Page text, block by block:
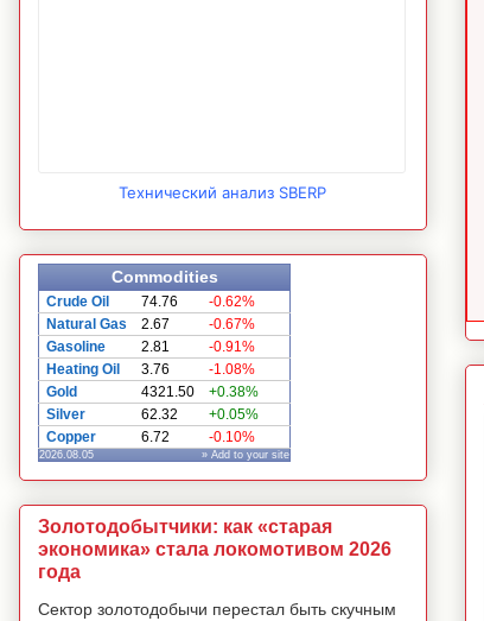
Технический анализ SBERP
Commodities
Crude Oil 74.76
-0.62%
Natural Gas
2.67
-0.67%
Gasoline
2.81
-0.91%
Heating Oil
3.76
-1.08%
Gold
4321.50
+0.38%
Silver
62.32
+0.05%
Copper
6.72 -0.10%
2026.08.05 » Add to your site
Золотодобытчики: как «старая
экономика» стала локомотивом 2026
года
Сектор золотодобычи перестал быть скучным